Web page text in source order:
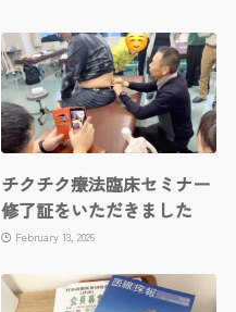
チクチク療法臨床セミナー
修了証をいただきました
February 13, 2026